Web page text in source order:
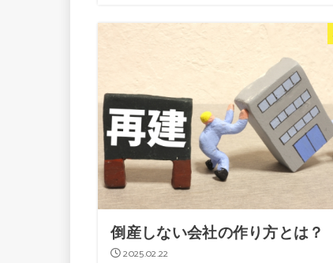
倒産しない会社の作り方とは？
2025.02.22